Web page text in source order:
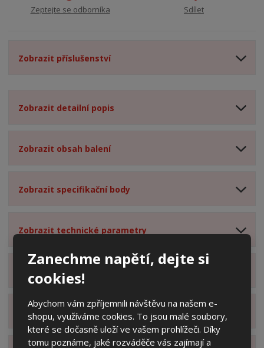
Zanechme napětí, dejte si
cookies!
Abychom vám zpříjemnili návštěvu na našem e-
shopu, využíváme cookies. To jsou malé soubory,
které se dočasně uloží ve vašem prohlížeči. Díky
tomu poznáme, jaké rozváděče vás zajímají a
Zeptejte se odborníka Sdílet
Zobrazit příslušenství
Zobrazit detailní popis
Zobrazit obsah balení
Zobrazit specifikační body
Zobrazit technické parametry
Zobrazit hodnocení produktu
Zobrazit dotazy z poradny